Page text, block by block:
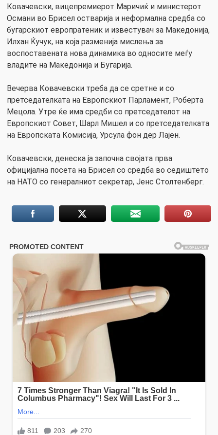
Ковачевски, вицепремиерот Маричиќ и министерот
Османи во Брисел остварија и неформална средба со
бугарскиот европратеник и известувач за Македонија,
Илхан Ќучук, на која разменија мислења за
воспоставената нова динамика во односите меѓу
владите на Македонија и Бугарија.
Вечерва Ковачевски треба да се сретне и со
претседателката на Европскиот Парламент, Роберта
Мецола. Утре ќе има средби со претседателот на
Европскиот Совет, Шарл Мишел и со претседателката
на Европската Комисија, Урсула фон дер Лајен.
Ковачевски, денеска ја започна својата прва
официјална посета на Брисел со средба во седиштето
на НАТО со генералниот секретар, Јенс Столтенберг.